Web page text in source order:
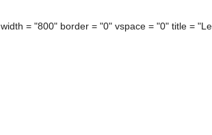
width = "800" border = "0" vspace = "0" title =